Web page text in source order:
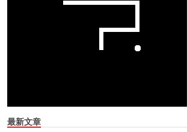
最新文章